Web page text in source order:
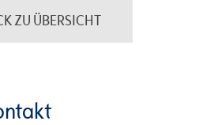
ZU ÜBERSICHT